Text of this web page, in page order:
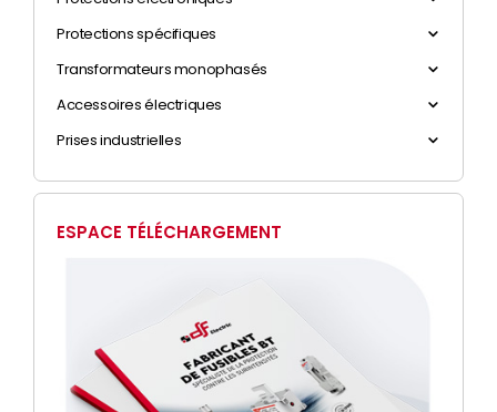
Protections spécifiques
Transformateurs monophasés
Accessoires électriques
Prises industrielles
ESPACE TÉLÉCHARGEMENT